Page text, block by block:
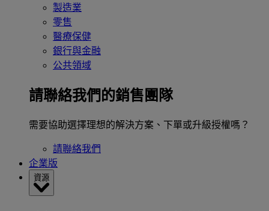
製造業
零售
醫療保健
銀行與金融
公共領域
請聯絡我們的銷售團隊
需要協助選擇理想的解決方案、下單或升級授權嗎？
請聯絡我們
企業版
資源